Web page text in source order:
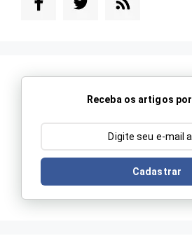
Receba os artigos
Cadastrar